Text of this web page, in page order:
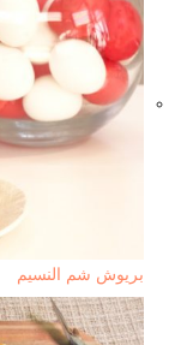
بريوش شم النسيم